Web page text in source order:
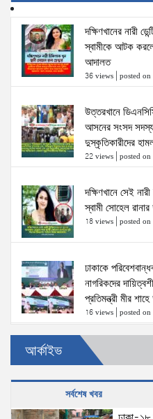
দক্ষিণখানের নারী
স্বামীকে আটক
আদালত
36 views posted
উত্তরখানে
আসনের সংসদ
দুস্কৃতিকারীদের
22 views posted
দক্ষিণখানে সেই
স্বামী সোহেল
18 views posted
ঢাকাকে
নাগরিকদের
প্রতিমন্ত্রী মীর
16 views posted
স্বরাষ্ট্রমন্ত্রীর
বহুসংস্কৃতি বিষয়ক
15 views|posted
আর্কাইভ
সর্বশেষ খবর